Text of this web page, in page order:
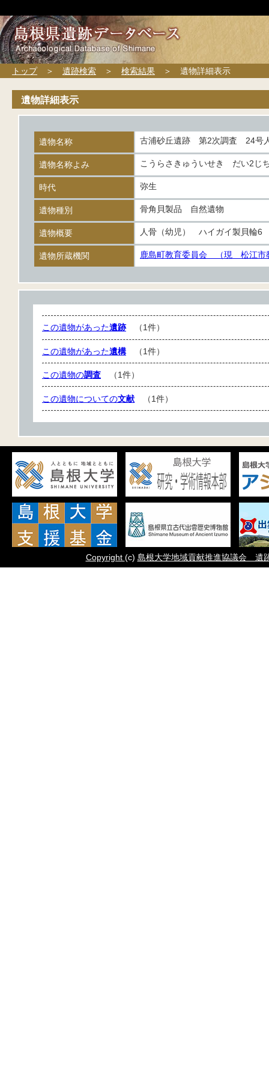
トップ＞ 遺跡検索 ＞ 検索結果 ＞ 遺物詳細表示
遺物詳細表示
遺物名称 古浦砂丘遺跡 第2次調査 24号
遺物名称よみ こうらさきゅういせき だい2
時代 弥生
遺物種別 骨角貝製品 自然遺物
遺物概要 人骨（幼児） ハイガイ製貝輪6
遺物所蔵機関 鹿島町教育委員会 （現 松江市
この遺物があった遺跡（1件）
この遺物があった遺構（1件）
この遺物の調査 （1件）
この遺物についての文献 （1件）
Copyright (c) 島根大学地域貢献推進協議会 遺